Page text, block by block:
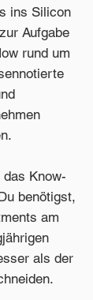
ins Silicon
Aufgabe
rund um
Know-
benötigst,
am
als der